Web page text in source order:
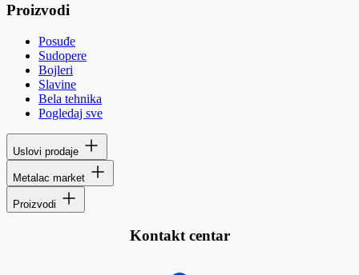
Proizvodi
Posuđe
Sudopere
Bojleri
Slavine
Bela tehnika
Pogledaj sve
Uslovi prodaje
Metalac market
Proizvodi
Kontakt centar